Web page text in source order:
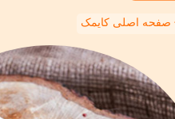
صفحه اصلی کایمک